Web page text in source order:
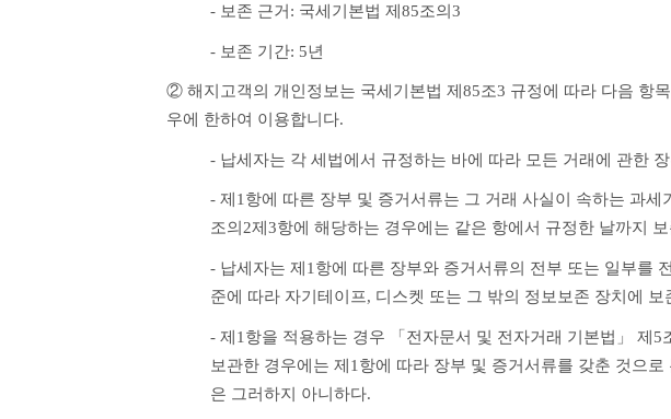
- 보존 근거: 국세기본법 제85조의3
- 보존 기간: 5년
② 해지고객의 개인정보는 국세기본법 제85조3 규정에 따라 다음 항
우에 한하여 이용합니다.
- 납세자는 각 세법에서 규정하는 바에 따라 모든 거래에 관한
- 제1항에 따른 장부 및 증거서류는 그 거래 사실이 속하는 과
조의2제3항에 해당하는 경우에는 같은 항에서 규정한 날까지
- 납세자는 제1항에 따른 장부와 증거서류의 전부 또는 일부를
준에 따라 자기테이프, 디스켓 또는 그 밖의 정보보존 장치에 보
- 제1항을 적용하는 경우 「전자문서 및 전자거래 기본법」 제
보관한 경우에는 제1항에 따라 장부 및 증거서류를 갖춘 것으
은 그러하지 아니하다.